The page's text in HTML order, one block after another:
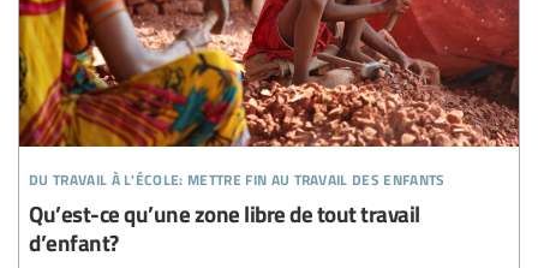
du travail à l'école: mettre fin au travail des enfants
Qu’est-ce qu’une zone libre de tout travail
d’enfant?